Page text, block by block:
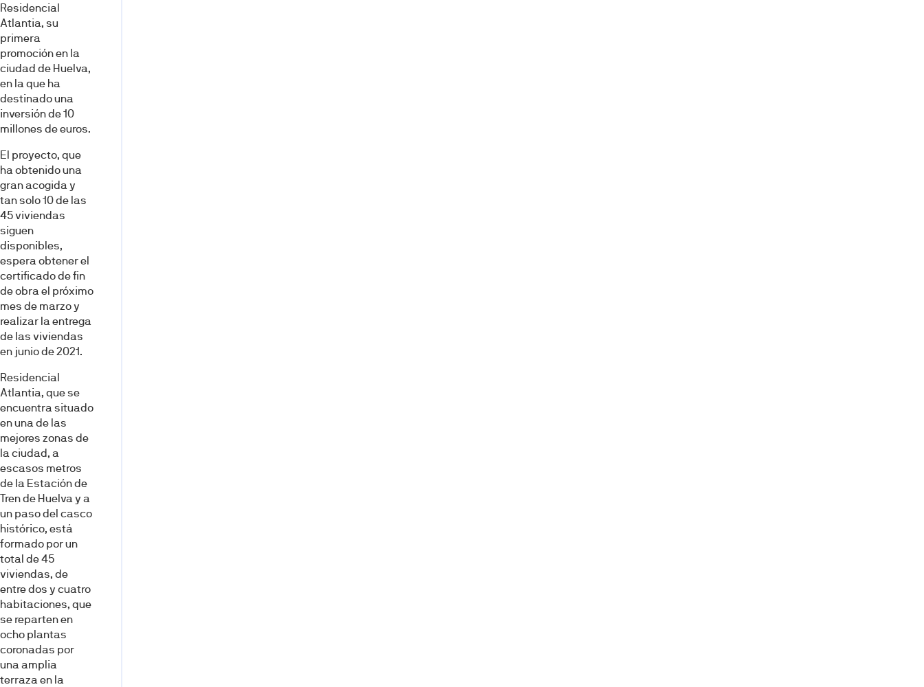
Residencial
Atlantia, su
primera
promoción en la
ciudad de Huelva,
en la que ha
destinado una
inversión de 10
millones de euros.
El proyecto, que
ha obtenido una
gran acogida y
tan solo 10 de las
45 viviendas
siguen
disponibles,
espera obtener el
certificado de fin
de obra el próximo
mes de marzo y
realizar la entrega
de las viviendas
en junio de 2021.
Residencial
Atlantia, que se
encuentra situado
en una de las
mejores zonas de
la ciudad, a
escasos metros
de la Estación de
Tren de Huelva y a
un paso del casco
histórico, está
formado por un
total de 45
viviendas, de
entre dos y cuatro
habitaciones, que
se reparten en
ocho plantas
coronadas por
una amplia
terraza en la